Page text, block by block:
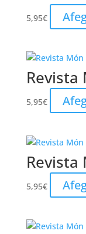
5,95€
Revista
5,95€
Revista
5,95€